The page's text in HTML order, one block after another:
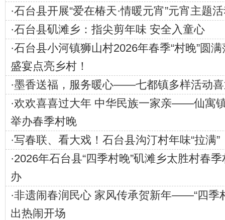
·石台县开展“爱在椿天·情暖元宵”元宵主题
·石台县矶滩乡：指尖剪年味 安全入童心
·石台县小河镇狮山村2026年春季“村晚”圆
盛宴点亮乡村！
·墨香送福，服务暖心——七都镇多样活动
·欢欢喜喜过大年 中华民族一家亲——仙寓
举办春季村晚
·写春联、看大戏！石台县沟汀村年味“拉满”
·2026年石台县“四季村晚”矶滩乡太胜村春
办
·非遗闹春润民心 家风传承贺新年——“四季
出热闹开场